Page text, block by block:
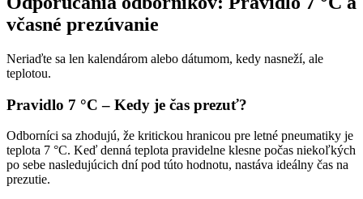
včasné prezúvanie
Neriaďte sa len kalendárom alebo dátumom, kedy nasneží, ale
teplotou.
Pravidlo 7 °C – Kedy je čas prezuť?
Odborníci sa zhodujú, že kritickou hranicou pre letné pneumatiky je
teplota 7 °C. Keď denná teplota pravidelne klesne počas niekoľkých
po sebe nasledujúcich dní pod túto hodnotu, nastáva ideálny čas na
prezutie.